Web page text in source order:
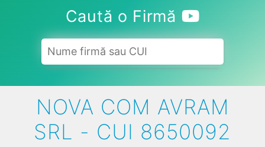
Caută o Firmă
NOVA COM AVRAM
SRL - CUI 8650092